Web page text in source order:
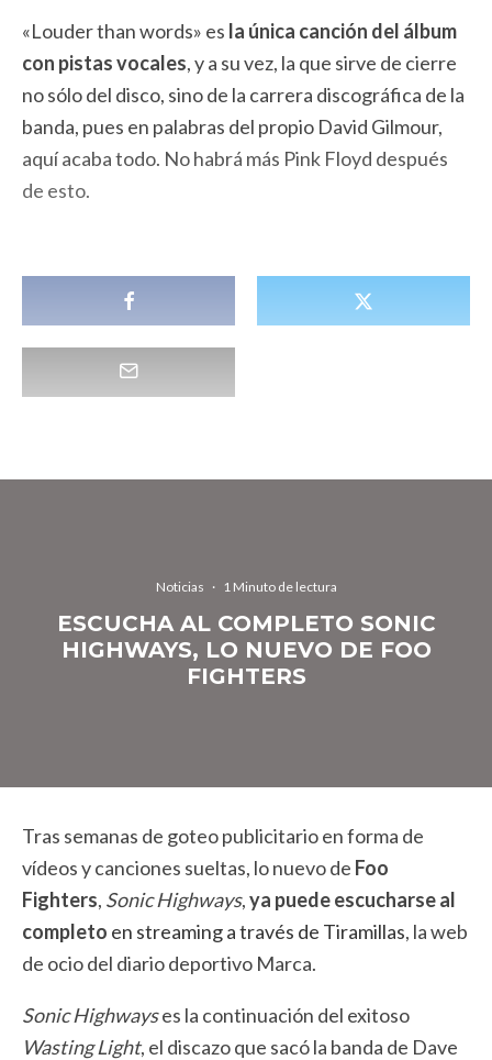
«Louder than words» es la única canción del álbum
con pistas vocales, y a su vez, la que sirve de cierre
no sólo del disco, sino de la carrera discográfica de la
banda, pues en palabras del propio David Gilmour,
aquí acaba todo. No habrá más Pink Floyd después
de esto.
Noticias · 1 Minuto de lectura
ESCUCHA AL COMPLETO SONIC
HIGHWAYS, LO NUEVO DE FOO
FIGHTERS
Tras semanas de goteo publicitario en forma de
vídeos y canciones sueltas, lo nuevo de Foo
Fighters, Sonic Highways,ya puede escucharse al
completo en streaming a través de Tiramillas, la web
de ocio del diario deportivo Marca.
Sonic Highwayses la continuación del exitoso
Wasting Light, el discazo que sacó la banda de Dave